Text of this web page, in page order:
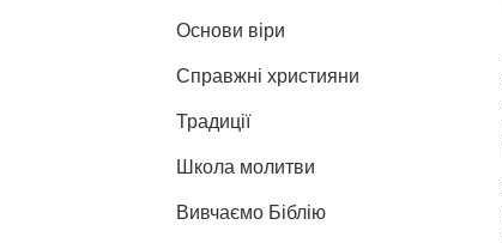
Основи віри
Справжні християни
Традиції
Школа молитви
Вивчаємо Біблію